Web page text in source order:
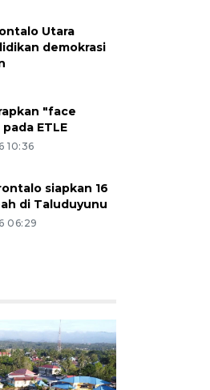
Utara
demokrasi
"face
ETLE
10:36
siapkan 16
di Taluduyunu
06:29